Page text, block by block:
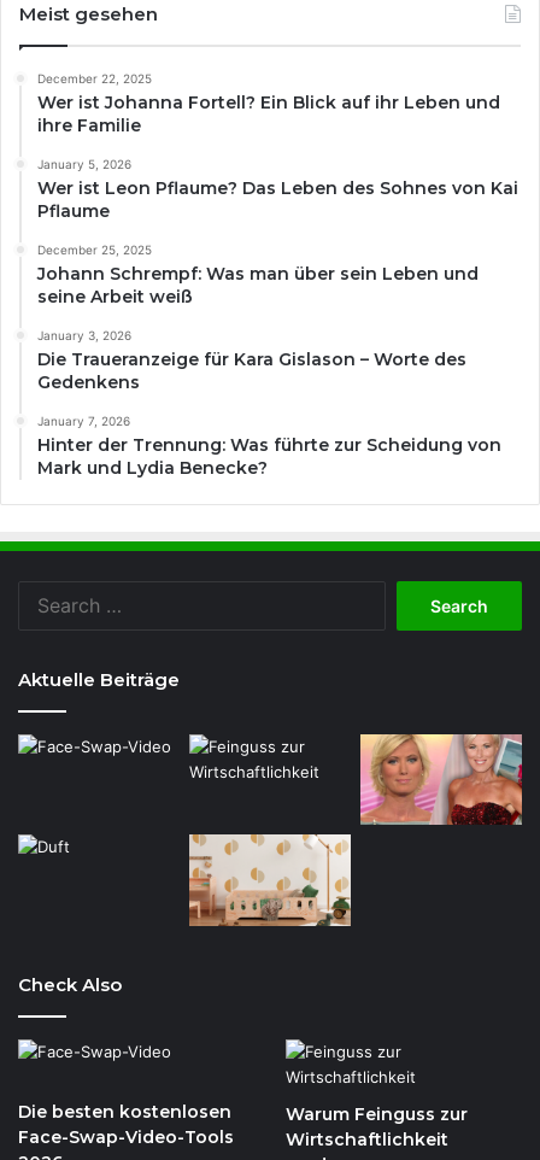
Meist gesehen
December 22, 2025
Wer ist Johanna Fortell? Ein Blick auf ihr Leben und
ihre Familie
January 5, 2026
Wer ist Leon Pflaume? Das Leben des Sohnes von Kai
Pflaume
December 25, 2025
Johann Schrempf: Was man über sein Leben und
seine Arbeit weiß
January 3, 2026
Die Traueranzeige für Kara Gislason – Worte des
Gedenkens
January 7, 2026
Hinter der Trennung: Was führte zur Scheidung von
Mark und Lydia Benecke?
Aktuelle Beiträge
Check Also
Die besten kostenlosen
Face-Swap-Video-Tools
Warum Feinguss zur
Wirtschaftlichkeit